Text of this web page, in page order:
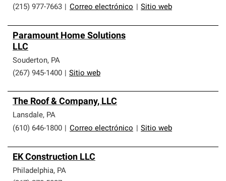
(215) 977-7663
Correo electrónico Sitio web
Paramount Home Solutions
LLC
Souderton, PA
(267) 945-1400
Sitio web
The Roof & Company, LLC
Lansdale, PA
(610) 646-1800
Correo electrónico Sitio web
EK Construction LLC
Philadelphia, PA